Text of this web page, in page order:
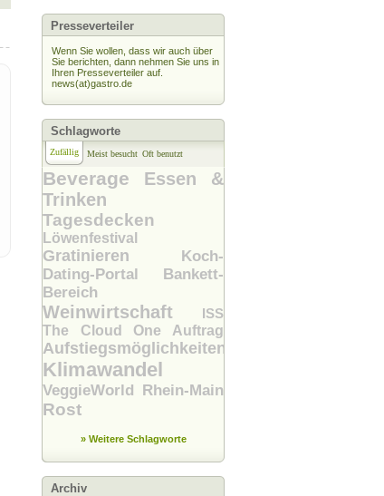
Presseverteiler
Wenn Sie wollen, dass wir auch über
Sie berichten, dann nehmen Sie uns in
Ihren Presseverteiler auf.
news(at)gastro.de
Schlagworte
Zufällig Meist besucht Oft benutzt
Beverage Essen &
Trinken
Tagesdecken
Löwenfestival
Gratinieren Koch-
Dating-Portal Bankett-
Bereich
Weinwirtschaft
ISS
The Cloud One Auftrag
Aufstiegsmöglichkeiten
Klimawandel
VeggieWorld Rhein-Main
Rost
» Weitere Schlagworte
Archiv